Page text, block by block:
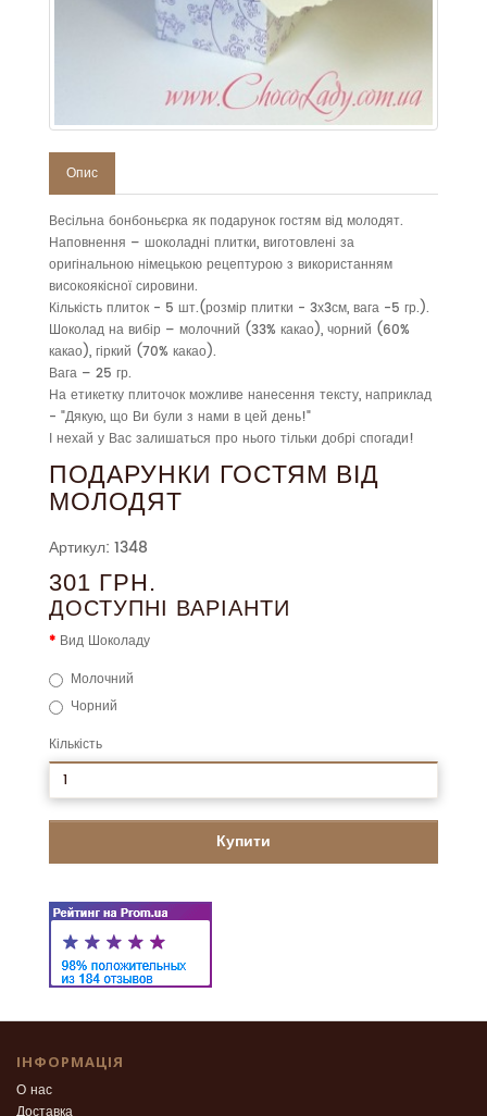
Опис
Весільна бонбоньєрка як подарунок гостям від молодят.
Наповнення – шоколадні плитки, виготовлені за
оригінальною німецькою рецептурою з використанням
високоякісної сировини.
Кількість плиток - 5 шт.(розмір плитки - 3х3см, вага -5 гр.).
Шоколад на вибір – молочний (33% какао), чорний (60%
какао), гіркий (70% какао).
Вага – 25 гр.
На етикетку плиточок можливе нанесення тексту, наприклад
- "Дякую, що Ви були з нами в цей день!"
І нехай у Вас залишаться про нього тільки добрі спогади!
ПОДАРУНКИ ГОСТЯМ ВІД
МОЛОДЯТ
Артикул: 1348
301 ГРН.
ДОСТУПНІ ВАРІАНТИ
Вид Шоколаду
Молочний
Чорний
Кількість
Купити
ІНФОРМАЦІЯ
О нас